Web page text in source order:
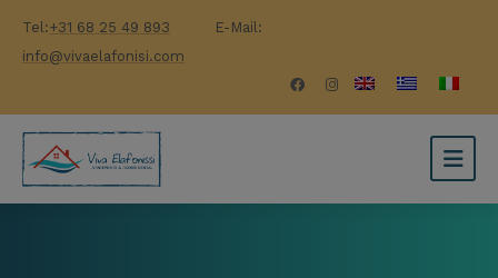
Tel:+31 68 25 49 893
E-Mail:
info@vivaelafonisi.com